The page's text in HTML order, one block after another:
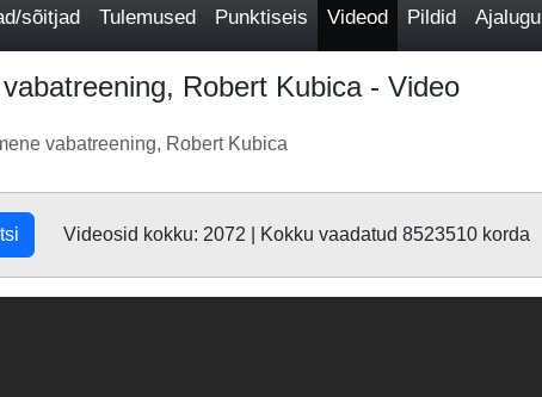
sõitjad Tulemused Punktiseis Videod Pildid Ajalugu
Robert Kubica - Video
vabatreening, Robert Kubica
Videosid kokku: 2072 | Kokku vaadatud 8523510 korda